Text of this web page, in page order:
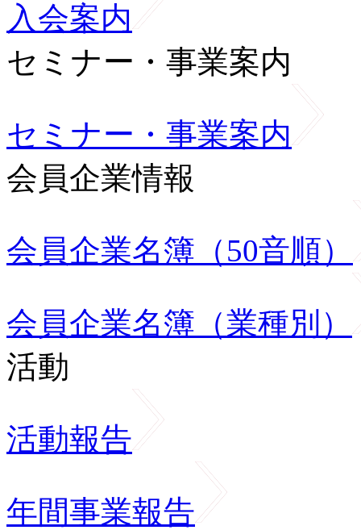
入会案内
セミナー・事業案内
セミナー・事業案内
会員企業情報
会員企業名簿（50音順）
会員企業名簿（業種別）
活動
活動報告
年間事業報告